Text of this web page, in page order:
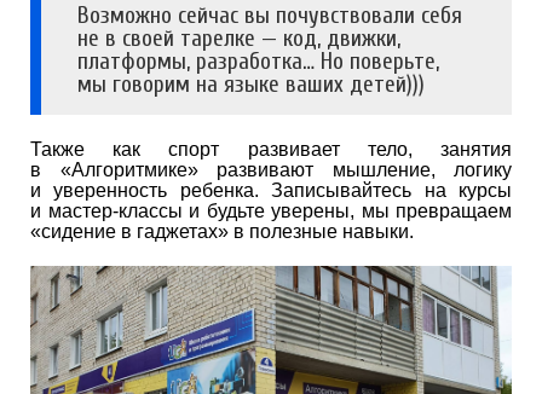
Возможно сейчас вы почувствовали себя
не в своей тарелке — код, движки,
платформы, разработка… Но поверьте,
мы говорим на языке ваших детей)))
Также как спорт развивает тело, занятия
в «Алгоритмике» развивают мышление, логику
и уверенность ребенка. Записывайтесь на курсы
и мастер-классы и будьте уверены, мы превращаем
«сидение в гаджетах» в полезные навыки.